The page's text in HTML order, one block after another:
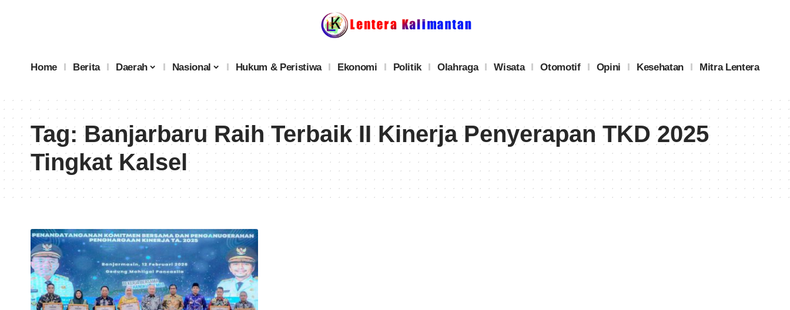
Home Berita Daerah Nasional Hukum & Peristiwa Ekonomi Politik Olahraga Wisata Otomotif Opini Kesehatan Mitra Lentera
Tag:Banjarbaru Raih Terbaik II Kinerja Penyerapan TKD 2025
Tingkat Kalsel